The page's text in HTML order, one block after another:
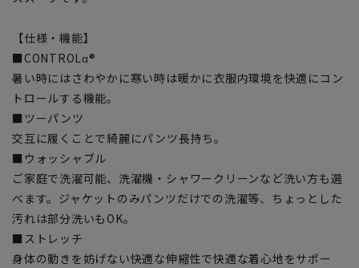
【仕様・機能】
■CONTROLα®
暑い時にはさわやかに寒い時は暖かに衣服内環境を快適にコン
トロールする機能。
■ツーパンツ
交互に履くことで綺麗にパンツ長持ち。
■ウォッシャブル
ご家庭で洗濯可能、洗濯機・シャワークリーンなど洗い方も選
べます。ジャケットのみパンツだけでの洗濯等、ちょっとした
汚れは部分洗いもOK。
■ストレッチ
身体の動きを妨げない快適な伸縮性で快適な着心地をサポー